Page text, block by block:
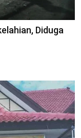
Diduga